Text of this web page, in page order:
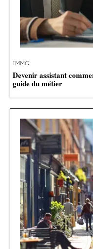
IMMO
Devenir assistant
guide du métier